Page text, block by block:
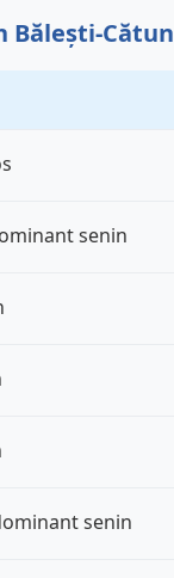
Bălești-Cătun
senin
senin